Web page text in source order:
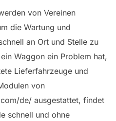
von Vereinen
die Wartung und
an Ort und Stelle zu
Waggon ein Problem hat,
Lieferfahrzeuge und
von
de/ ausgestattet, findet
schnell und ohne